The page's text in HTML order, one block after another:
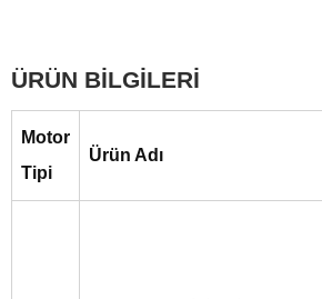
ÜRÜN BİLGİLERİ
Motor
Tipi
Ürün Adı